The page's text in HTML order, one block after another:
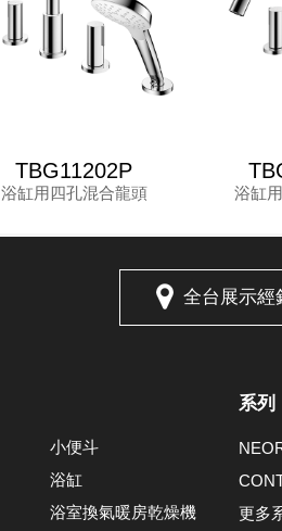
TBG11202P
浴缸用四孔混合龍頭 浴缸
全台展示經
小便斗
浴缸
浴室換氣暖房乾燥機
系列
更多